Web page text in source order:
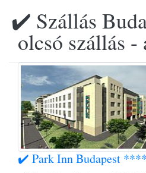
✔️ Szállás
olcsó szállás -
✔️ Park Inn Budapest ****